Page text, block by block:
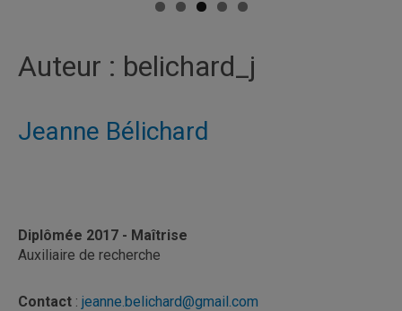
Auteur : belichard_j
Jeanne Bélichard
Diplômée 2017 - Maîtrise
Auxiliaire de recherche
Contact : jeanne.belichard@gmail.com